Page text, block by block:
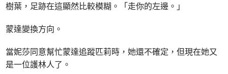
樹葉，足跡在這顯然比較模糊。「走你的左邊。」
蒙達變換方向。
當妮莎同意幫忙蒙達追蹤匹莉時，她還不確定，但現在她又
是一位護林人了。